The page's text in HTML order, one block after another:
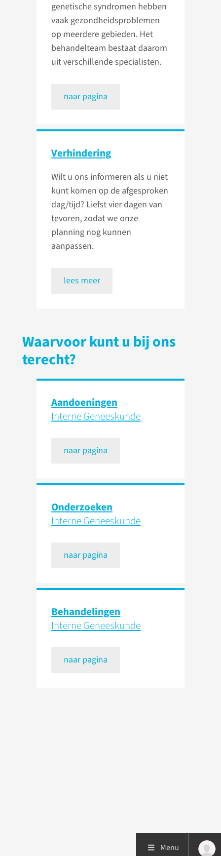
genetische syndromen hebben
vaak gezondheidsproblemen
op meerdere gebieden. Het
behandelteam bestaat daarom
uit verschillende specialisten.
naar pagina
Verhindering
Wilt u ons informeren als u niet
kunt komen op de afgesproken
dag/tijd? Liefst vier dagen van
tevoren, zodat we onze
planning nog kunnen
aanpassen.
lees meer
Waarvoor kunt u bij ons
terecht?
Aandoeningen
Interne Geneeskunde
naar pagina
Onderzoeken
Interne Geneeskunde
naar pagina
Behandelingen
Interne Geneeskunde
naar pagina
Menu